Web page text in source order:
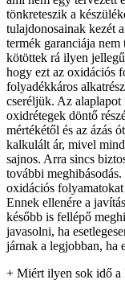
tönkreteszik a
tulajdonosainak kezét
termék garanciája
kötöttek rá ilyen
hogy ezt az oxidációs
folyadékkáros
cseréljük. Az
oxidrétegek döntő
mértékétől és az ázás
kalkulált ár, mivel
sajnos. Arra sincs
további
oxidációs
Ennek ellenére a
később is fellépő
javasolni, ha
járnak a legjobban, ha
+ Miért ilyen sok idő a